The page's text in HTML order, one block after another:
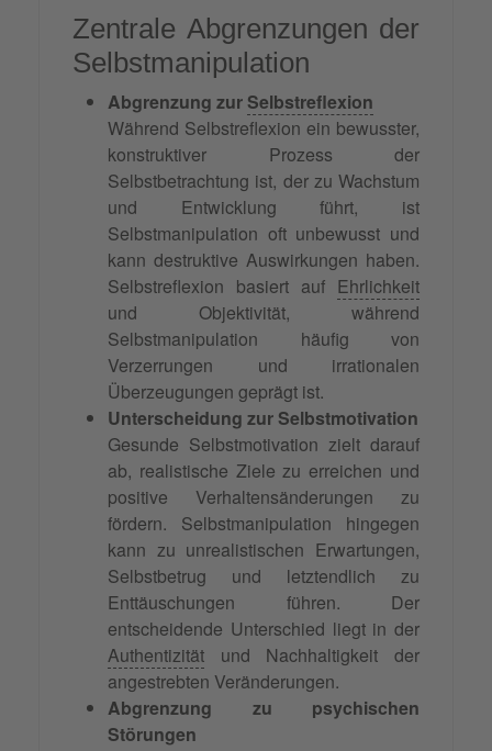
Zentrale Abgrenzungen der
Selbstmanipulation
Abgrenzung zur Selbstreflexion
Während Selbstreflexion ein bewusster,
konstruktiver Prozess der
Selbstbetrachtung ist, der zu Wachstum
und Entwicklung führt, ist
Selbstmanipulation oft unbewusst und
kann destruktive Auswirkungen haben.
Selbstreflexion basiert auf Ehrlichkeit
und Objektivität, während
Selbstmanipulation häufig von
Verzerrungen und irrationalen
Überzeugungen geprägt ist.
Unterscheidung zur Selbstmotivation
Gesunde Selbstmotivation zielt darauf
ab, realistische Ziele zu erreichen und
positive Verhaltensänderungen zu
fördern. Selbstmanipulation hingegen
kann zu unrealistischen Erwartungen,
Selbstbetrug und letztendlich zu
Enttäuschungen führen. Der
entscheidende Unterschied liegt in der
Authentizität und Nachhaltigkeit der
angestrebten Veränderungen.
Abgrenzung zu psychischen
Störungen